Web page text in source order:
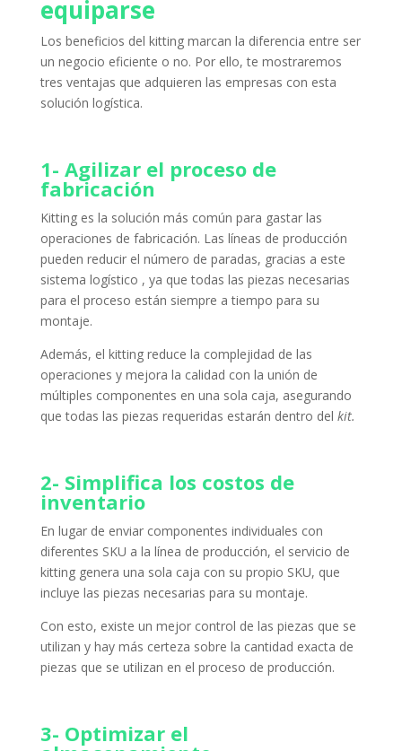
equiparse
Los beneficios del kitting marcan la diferencia entre ser
un negocio eficiente o no. Por ello, te mostraremos
tres ventajas que adquieren las empresas con esta
solución logística.
1- Agilizar el proceso de
fabricación
Kitting es la solución más común para gastar las
operaciones de fabricación. Las líneas de producción
pueden reducir el número de paradas, gracias a este
sistema logístico , ya que todas las piezas necesarias
para el proceso están siempre a tiempo para su
montaje.
Además, el kitting reduce la complejidad de las
operaciones y mejora la calidad con la unión de
múltiples componentes en una sola caja, asegurando
que todas las piezas requeridas estarán dentro del kit.
2- Simplifica los costos de
inventario
En lugar de enviar componentes individuales con
diferentes SKU a la línea de producción, el servicio de
kitting genera una sola caja con su propio SKU, que
incluye las piezas necesarias para su montaje.
Con esto, existe un mejor control de las piezas que se
utilizan y hay más certeza sobre la cantidad exacta de
piezas que se utilizan en el proceso de producción.
3- Optimizar el